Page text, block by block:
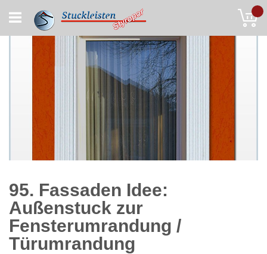
to
Content
95. Fassaden Idee:
Außenstuck zur
Fensterumrandung /
Türumrandung